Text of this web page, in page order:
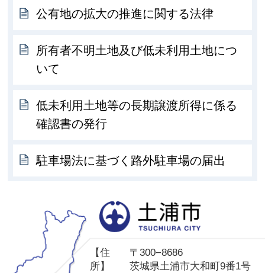
公有地の拡大の推進に関する法律
所有者不明土地及び低未利用土地につ
いて
低未利用土地等の長期譲渡所得に係る
確認書の発行
駐車場法に基づく路外駐車場の届出
【住
所】
〒300−8686
茨城県土浦市大和町9番1号